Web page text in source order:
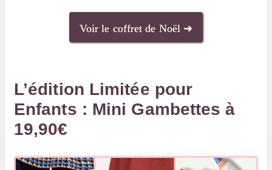
Voir le coffret de Noël ➜
L’édition Limitée pour
Enfants : Mini Gambettes à
19,90€